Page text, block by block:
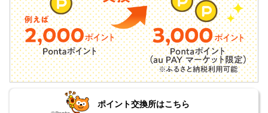
ポイント交換所はこちら